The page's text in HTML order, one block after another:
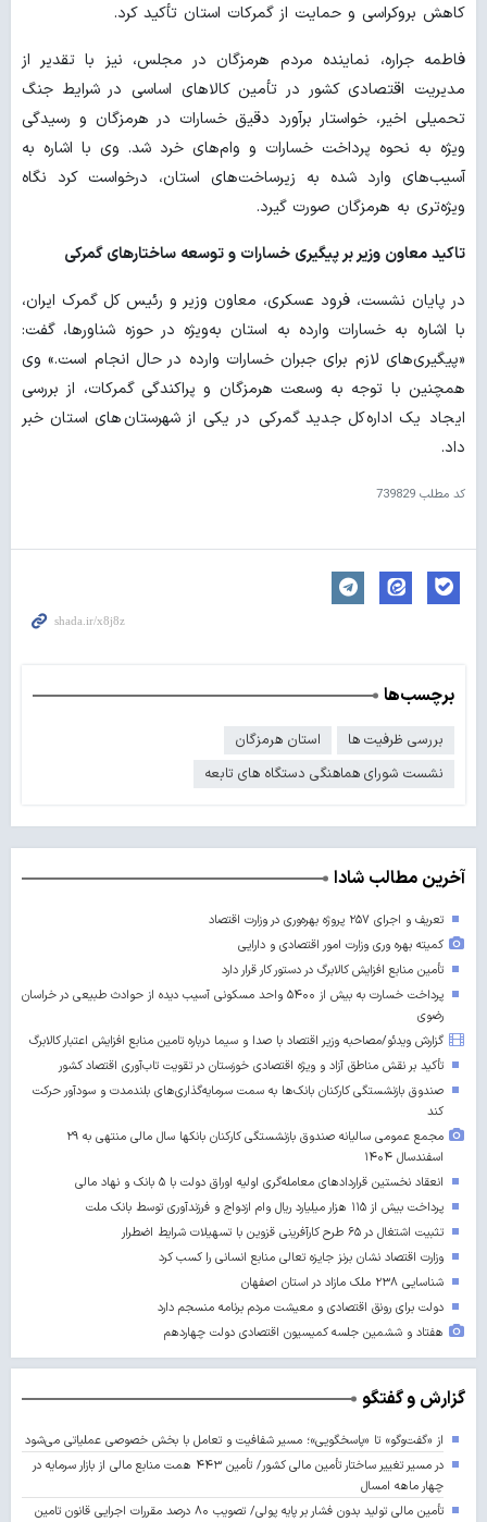
کاهش بروکراسی و حمایت از گمرکات استان تأکید کرد.
فاطمه جراره، نماینده مردم هرمزگان در مجلس، نیز با تقدیر از
مدیریت اقتصادی کشور در تأمین کالاهای اساسی در شرایط جنگ
تحمیلی اخیر، خواستار برآورد دقیق خسارات در هرمزگان و رسیدگی
ویژه به نحوه پرداخت خسارات و وام‌های خرد شد. وی با اشاره به
آسیب‌های وارد شده به زیرساخت‌های استان، درخواست کرد نگاه
ویژه‌تری به هرمزگان صورت گیرد.
تاکید معاون وزیر بر پیگیری خسارات و توسعه ساختارهای گمرکی
در پایان نشست، فرود عسکری، معاون وزیر و رئیس کل گمرک ایران،
با اشاره به خسارات وارده به استان به‌ویژه در حوزه شناورها، گفت:
«پیگیری‌های لازم برای جبران خسارات وارده در حال انجام است.» وی
همچنین با توجه به وسعت هرمزگان و پراکندگی گمرکات، از بررسی
ایجاد یک اداره‌کل جدید گمرکی در یکی از شهرستان‌های استان خبر
داد.
کد مطلب 739829
برچسب‌ها
بررسی ظرفیت ها
استان هرمزگان
نشست شورای هماهنگی دستگاه های تابعه
آخرین مطالب شادا
تعریف و اجرای ۲۵۷ پروژه بهره‌وری در وزارت اقتصاد
کمیته بهره وری وزارت امور اقتصادی و دارایی
تأمین منابع افزایش کالابرگ در دستور کار قرار دارد
پرداخت خسارت به بیش از ۵۴۰۰ واحد مسکونی آسیب دیده از حوادث طبیعی در خراسان
رضوی
گزارش ویدئو/مصاحبه وزیر اقتصاد با صدا و سیما درباره تامین منابع افزایش اعتبار کالابرگ
تأکید بر نقش مناطق آزاد و ویژه اقتصادی خوزستان در تقویت تاب‌آوری اقتصاد کشور
صندوق بازنشستگی کارکنان بانک‌ها به سمت سرمایه‌گذاری‌های بلندمدت و سودآور حرکت
کند
مجمع عمومی سالیانه صندوق بازنشستگی کارکنان بانکها سال مالی منتهی به ۲۹
اسفندسال ۱۴۰۴
انعقاد نخستین قراردادهای معامله‌گری اولیه اوراق دولت با ۵ بانک و نهاد مالی
پرداخت بیش از ۱۱۵ هزار میلیارد ریال وام ازدواج و فرزندآوری توسط بانک ملت
تثبیت اشتغال در ۶۵ طرح کارآفرینی قزوین با تسهیلات شرایط اضطرار
وزارت اقتصاد نشان برنز جایزه تعالی منابع انسانی را کسب کرد
شناسایی ۲۳۸ ملک مازاد در استان اصفهان
دولت برای رونق اقتصادی و معیشت مردم برنامه منسجم دارد
هفتاد و ششمین جلسه کمیسیون اقتصادی دولت چهاردهم
گزارش و گفتگو
از «گفت‌وگو» تا «پاسخگویی»؛ مسیر شفافیت و تعامل با بخش خصوصی عملیاتی می‌شود
در مسیر تغییر ساختار تأمین مالی کشور/ تأمین ۴۴۳ همت منابع مالی از بازار سرمایه در
چهار ماهه امسال
تأمین مالی تولید بدون فشار بر پایه پولی/ تصویب ۸۰ درصد مقررات اجرایی قانون تامین